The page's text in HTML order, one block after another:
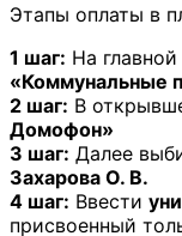
Этапы оплаты в
1 шаг: На
«Коммунальные
2 шаг: В
Домофон»
3 шаг: Далее
Захарова О. В.
4 шаг: Ввести
присвоенный